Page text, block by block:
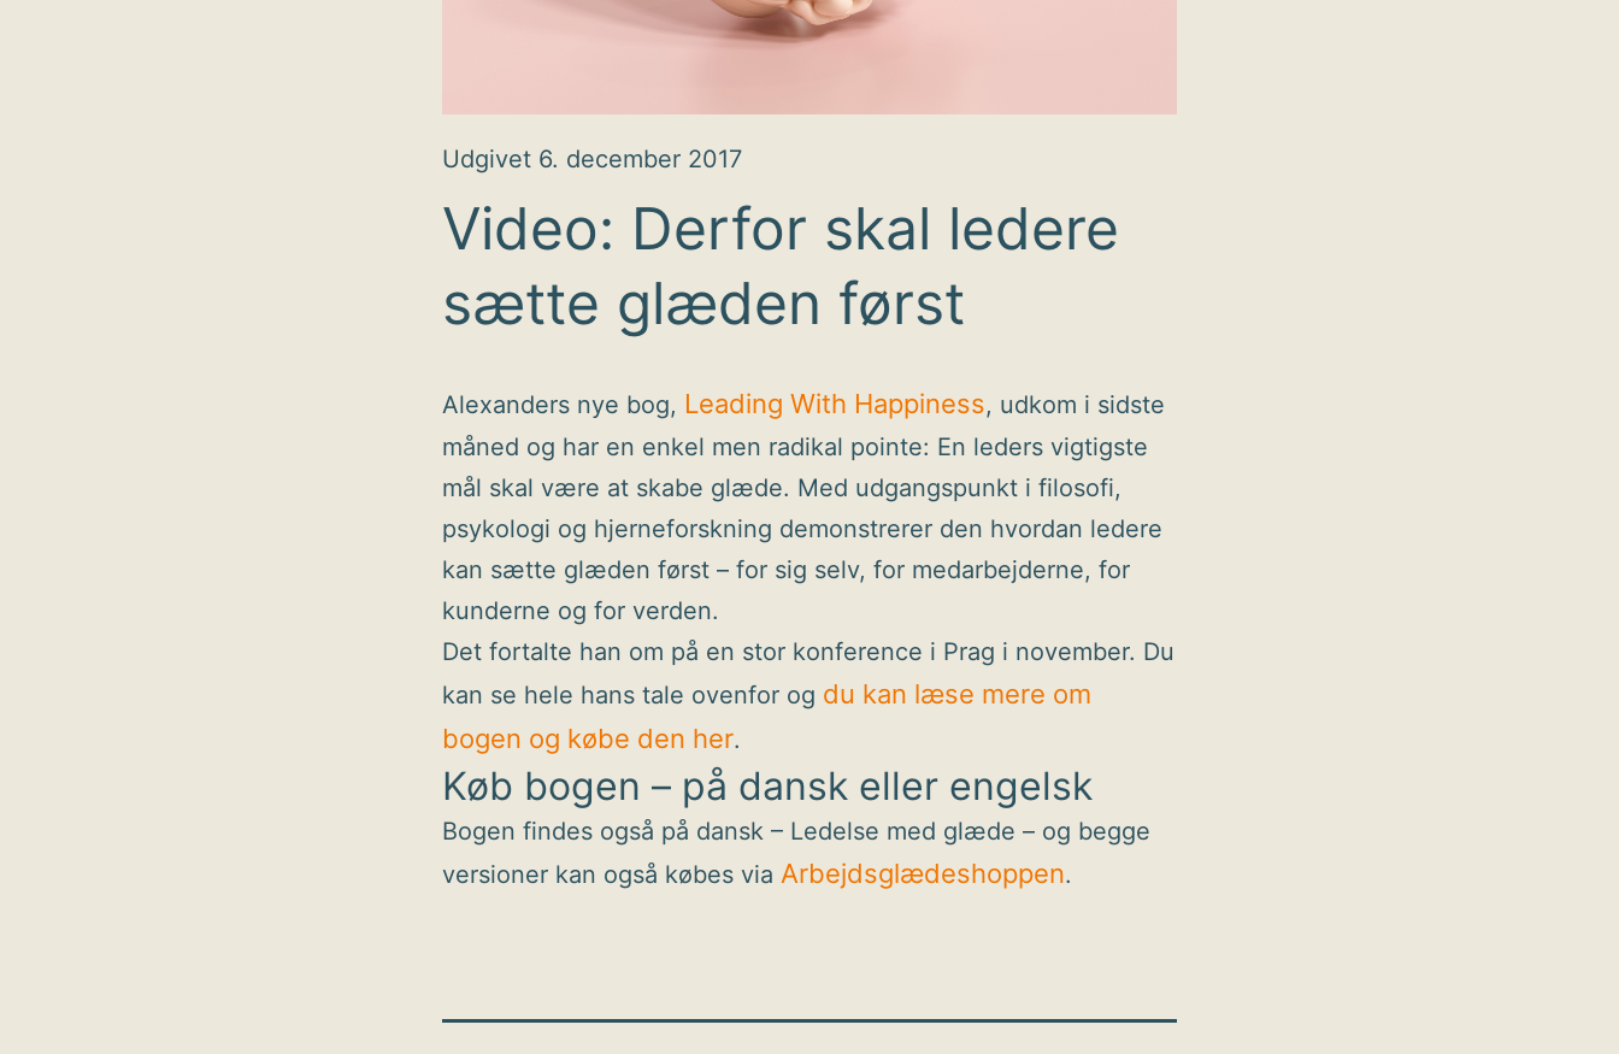
Udgivet 6. december 2017
Video: Derfor skal ledere
sætte glæden først
Alexanders nye bog, Leading With Happiness, udkom i sidste
måned og har en enkel men radikal pointe: En leders vigtigste
mål skal være at skabe glæde. Med udgangspunkt i filosofi,
psykologi og hjerneforskning demonstrerer den hvordan ledere
kan sætte glæden først – for sig selv, for medarbejderne, for
kunderne og for verden.
Det fortalte han om på en stor konference i Prag i november. Du
kan se hele hans tale ovenfor og du kan læse mere om
bogen og købe den her.
Køb bogen – på dansk eller engelsk
Bogen findes også på dansk – Ledelse med glæde – og begge
versioner kan også købes via Arbejdsglædeshoppen.